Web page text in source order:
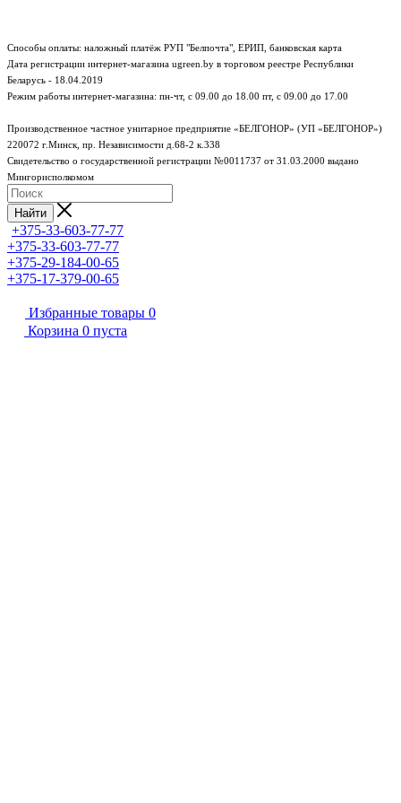
Способы оплаты: наложный платёж РУП "Белпочта", ЕРИП, банковская карта
Дата регистрации интернет-магазина ugreen.by в торговом реестре Республики
Беларусь - 18.04.2019
Режим работы интернет-магазина: пн-чт, с 09.00 до 18.00 пт, с 09.00 до 17.00
Производственное частное унитарное предприятие «БЕЛГОНОР» (УП «БЕЛГОНОР»)
220072 г.Минск, пр. Независимости д.68-2 к.338
Свидетельство о государственной регистрации №0011737 от 31.03.2000 выдано
Мингорисполкомом
Найти
+375-33-603-77-77
+375-33-603-77-77
+375-29-184-00-65
+375-17-379-00-65
Избранные товары 0
Корзина 0 пуста